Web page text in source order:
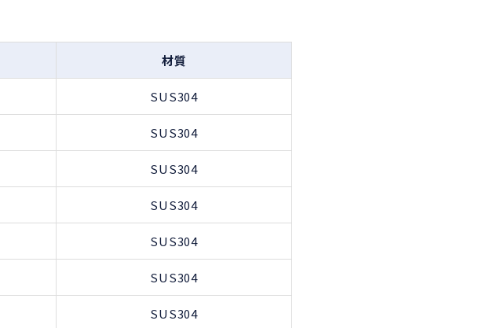
材質
SUS304
SUS304
SUS304
SUS304
SUS304
SUS304
SUS304